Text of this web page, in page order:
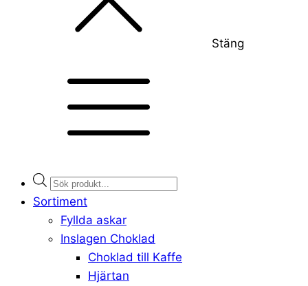
Stäng
Products
search
Sortiment
Fyllda askar
Inslagen Choklad
Choklad till Kaffe
Hjärtan